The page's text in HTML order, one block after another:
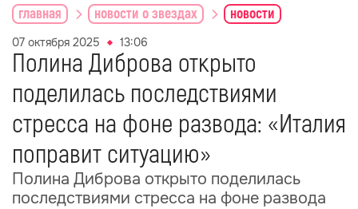
главная новости о звездах новости
07 октября 2025 13:06
Полина Диброва открыто
поделилась последствиями
стресса на фоне развода: «Италия
поправит ситуацию»
Полина Диброва открыто поделилась
последствиями стресса на фоне развода